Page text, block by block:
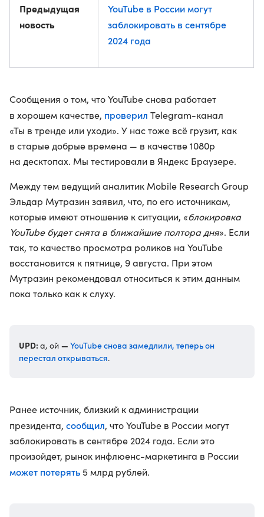
Предыдущая
новость
YouTube в России могут
заблокировать в сентябре
2024 года
Сообщения о том, что YouTube снова работает
в хорошем качестве, проверил Telegram-канал
«Ты в тренде или уходи». У нас тоже всё грузит, как
в старые добрые времена — в качестве 1080p
на десктопах. Мы тестировали в Яндекс Браузере.
Между тем ведущий аналитик Mobile Research Group
Эльдар Мутразин заявил, что, по его источникам,
которые имеют отношение к ситуации, «блокировка
YouTube будет снята в ближайшие полтора дня». Если
так, то качество просмотра роликов на YouTube
восстановится к пятнице, 9 августа. При этом
Мутразин рекомендовал относиться к этим данным
пока только как к слуху.
UPD: а, ой — YouTube снова замедлили, теперь он
перестал открываться.
Ранее источник, близкий к администрации
президента, сообщил, что YouTube в России могут
заблокировать в сентябре 2024 года. Если это
произойдет, рынок инфлюенс-маркетинга в России
может потерять 5 млрд рублей.